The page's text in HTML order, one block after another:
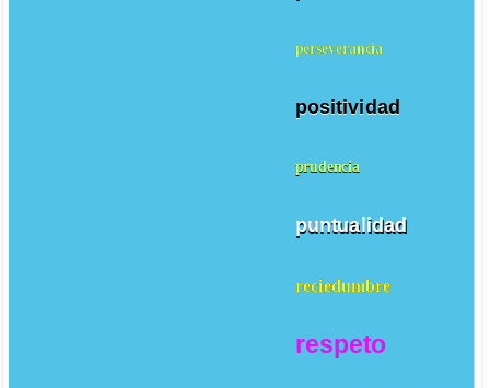
perseverancia
positividad
prudencia
puntualidad
reciedumbre
respeto